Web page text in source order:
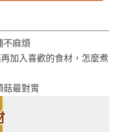
不麻煩
加入喜歡的食材，怎麼煮
菇最對胃